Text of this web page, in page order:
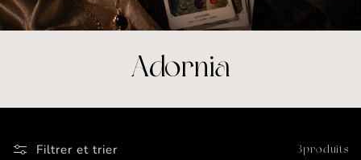
C
o
Adornia
Filtrer et trier 3 produits